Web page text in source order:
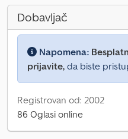
Dobavljač
Napomena:
prijavite, da biste
Registrovan od: 2002
86 Oglasi online